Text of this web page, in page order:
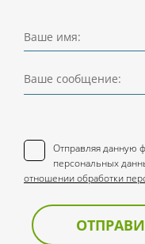
Ваше имя:
Ваше сообщение:
Отправляя данную
персональных
отношении обработки